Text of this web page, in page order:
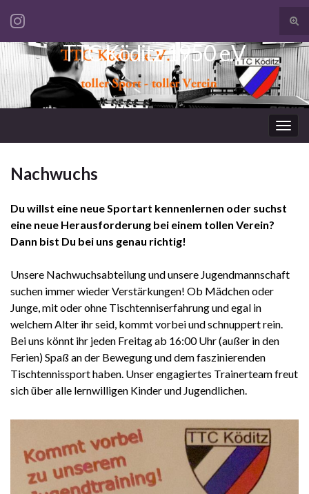
Search for:
TTC Köditz 1950 e.V.
Nachwuchs
Du willst eine neue Sportart kennenlernen oder suchst
eine neue Herausforderung bei einem tollen Verein?
Dann bist Du bei uns genau richtig!
Unsere Nachwuchsabteilung und unsere Jugendmannschaft
suchen immer wieder Verstärkungen! Ob Mädchen oder
Junge, mit oder ohne Tischtenniserfahrung und egal in
welchem Alter ihr seid, kommt vorbei und schnuppert rein.
Bei uns könnt ihr jeden Freitag ab 16:00 Uhr (außer in den
Ferien) Spaß an der Bewegung und dem faszinierenden
Tischtennissport haben. Unser engagiertes Trainerteam freut
sich über alle lernwilligen Kinder und Jugendlichen.